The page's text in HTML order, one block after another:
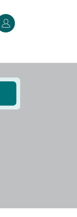
Accedi o registrati